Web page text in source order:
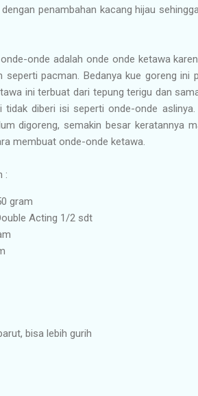
penambahan kacang hijau
onde adalah onde onde ketawa
seperti pacman. Bedanya kue goreng
ini terbuat dari tepung terigu dan
tidak diberi isi seperti onde-onde
digoreng, semakin besar keratannya
membuat onde-onde ketawa.
:
gram
Acting 1/2 sdt
bisa lebih gurih